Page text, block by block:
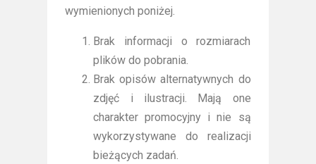
wymienionych poniżej.
Brak informacji o rozmiarach
plików do pobrania.
Brak opisów alternatywnych do
zdjęć i ilustracji. Mają one
charakter promocyjny i nie są
wykorzystywane do realizacji
bieżących zadań.